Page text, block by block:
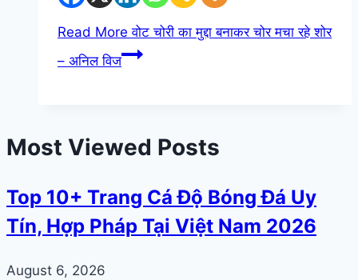
Read More वोट चोरी का मुद्दा बनाकर चोर मचा रहे शोर
– अनिल विज
Most Viewed Posts
Top 10+ Trang Cá Độ Bóng Đá Uy
Tín, Hợp Pháp Tại Việt Nam 2026
August 6, 2026